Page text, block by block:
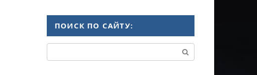
ПОИСК ПО САЙТУ: